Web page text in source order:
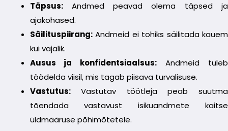
Täpsus:Andmed peavad olema täpsed ja
ajakohased.
Säilituspiirang:Andmeid ei tohiks säilitada kauem
kui vajalik.
Ausus ja konfidentsiaalsus: Andmeid tuleb
töödelda viisil, mis tagab piisava turvalisuse.
Vastutus:Vastutav töötleja peab suutma
tõendada vastavust isikuandmete kaitse
üldmääruse põhimõtetele.